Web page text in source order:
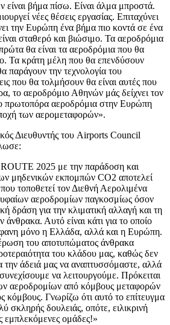
είναι βήμα πίσω. Είναι άλμα μπροστά.
νέες θέσεις εργασίας. Επιταχύνει
την Ευρώπη ένα βήμα πιο κοντά σε ένα
σταθερό και βιώσιμο. Τα αεροδρόμια
θα είναι τα αεροδρόμια που θα
Τα κράτη μέλη που θα επενδύσουν
παράγουν την τεχνολογία του
που θα τολμήσουν θα είναι αυτές που
το αεροδρόμιο Αθηνών μάς δείχνει τον
πρωτοπόρα αεροδρόμια στην Ευρώπη
των αερομεταφορών».
Διευθυντής του Airports Council
2025 με την παράδοση και
μηδενικών εκπομπών CO2 αποτελεί
τοποθετεί τον Διεθνή Αερολιμένα
αεροδρομίων παγκοσμίως όσον
δράση για την κλιματική αλλαγή και τη
άνθρακα. Αυτό είναι κάτι για το οποίο
μόνο η Ελλάδα, αλλά και η Ευρώπη.
του αποτυπώματος άνθρακα
του κλάδου μας, καθώς δεν
την άδειά μας να αναπτυσσόμαστε, αλλά
να λειτουργούμε. Πρόκειται
αεροδρομίων από κόμβους μεταφορών
κόμβους. Γνωρίζω ότι αυτό το επίτευγμα
σκληρής δουλειάς, οπότε, ειλικρινή
εμπλεκόμενες ομάδες!»